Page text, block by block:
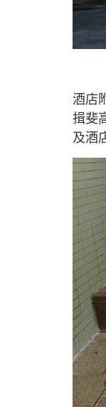
酒店
揖斐
及酒